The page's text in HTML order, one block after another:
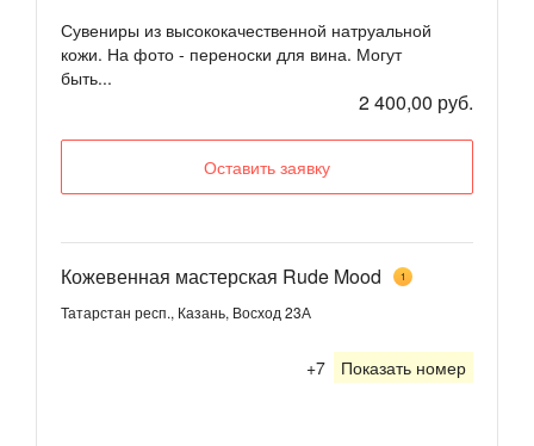
Сувениры из высококачественной натруальной
кожи. На фото - переноски для вина. Могут
быть...
2 400,00 руб.
Оставить заявку
Кожевенная мастерская Rude Mood 1
Татарстан респ., Казань, Восход 23А
+7 Показать номер